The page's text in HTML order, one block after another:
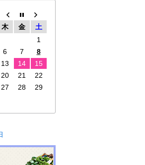
木 金
土
1
6 7
8
13 14
15
20 21
22
27 28
29